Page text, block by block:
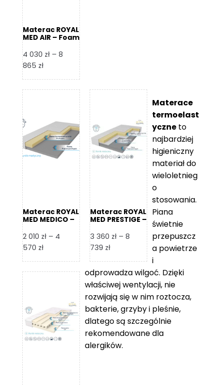
Materac ROYAL
MED AIR – Foam
4 030 zł – 8
865 złZakres
od
do
8
865 zł
Materac ROYAL
MED MEDICO –
2 010 zł – 4
570 złZakres
od
4
570 zł
Materac ROYAL
MED PRESTIGE –
3 360 zł – 8
739 złZakres
od
3
360 zł
do
8
739 zł
Materace
termoelast
yczne to
najbardziej
higieniczny
materiał do
wieloletnieg
o
stosowania.
Piana
świetnie
przepuszcz
a powietrze
i
odprowadza wilgoć. Dzięki
właściwej wentylacji, nie
rozwijają się w nim roztocza,
bakterie, grzyby i pleśnie,
dlatego są szczególnie
rekomendowane dla
alergików.